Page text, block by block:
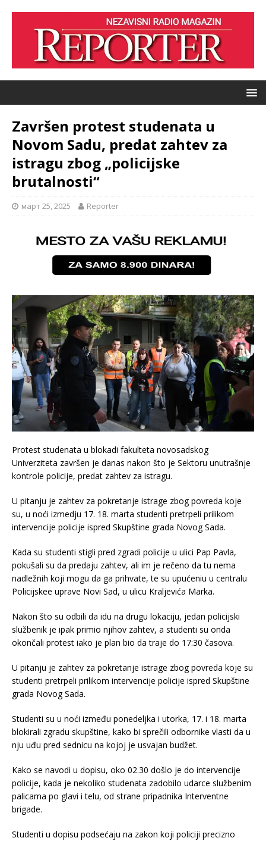
Završen protest studenata u
Novom Sadu, predat zahtev za
istragu zbog „policijske
brutalnosti“
март 25, 2025 Reporter
Protest studenata u blokadi fakulteta novosadskog
Univerziteta završen je danas nakon što je Sektoru unutrašnje
kontrole policije, predat zahtev za istragu.
U pitanju je zahtev za pokretanje istrage zbog povreda koje
su, u noći izmedju 17. 18. marta studenti pretrpeli prilikom
intervencije policije ispred Skupštine grada Novog Sada.
Kada su studenti stigli pred zgradi policije u ulici Pap Pavla,
pokušali su da predaju zahtev, ali im je rečeno da tu nema
nadležnih koji mogu da ga prihvate, te su upućeniu u centralu
Policijskee uprave Novi Sad, u ulicu Kraljevića Marka.
Nakon što su odbili da idu na drugu lokaciju, jedan policijski
službenik je ipak primio njihov zahtev, a studenti su onda
okončali protest iako je plan bio da traje do 17:30 časova.
U pitanju je zahtev za pokretanje istrage zbog povreda koje su
studenti pretrpeli prilikom intervencije policije ispred Skupštine
grada Novog Sada.
Studenti su u noći između ponedeljka i utorka, 17. i 18. marta
blokirali zgradu skupštine, kako bi sprečili odbornike vlasti da u
nju uđu pred sednicu na kojoj je usvajan budžet.
Kako se navodi u dopisu, oko 02.30 došlo je do intervencije
policije, kada je nekoliko studenata zadobilo udarce službenim
palicama po glavi i telu, od strane pripadnika Interventne
brigade.
Studenti u dopisu podsećaju na zakon koji policiji precizno